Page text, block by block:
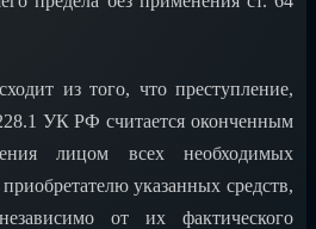
из того, что преступление,
УК РФ считается оконченным
лицом всех необходимых
указанных средств,
от их фактического